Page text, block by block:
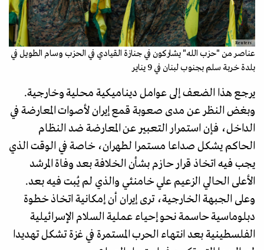
Reuters
عناصر من "حزب الله" يشاركون في جنازة القيادي في الحزب وسام الطويل في
بلدة خربة سلم بجنوب لبنان في 9 يناير
يرجع هذا الضعف إلى عوامل ديناميكية محلية وخارجية.
وبغض النظر عن مدى صعوبة قمع إيران لأصوات المعارضة في
الداخل، فإن استمرار التعبير عن المعارضة ضد النظام
الحاكم يشكل صداعا مستمرا لطهران، خاصة في الوقت الذي
يجب فيه اتخاذ قرار حازم بشأن الخلافة بعد وفاة المرشد
الأعلى الحالي الزعيم علي خامنئي والذي لم يُبت فيه بعد.
وعلى الجبهة الخارجية، ترى إيران أن إمكانية اتخاذ خطوة
دبلوماسية حاسمة نحو إحياء عملية السلام الإسرائيلية
الفلسطينية بعد انتهاء الحرب المستمرة في غزة تشكل تهديدا